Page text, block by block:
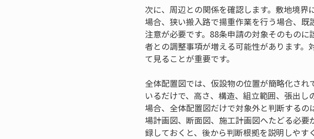
次に、周辺との関係を確認します。敷地境
場合、狭い搬入路で揚重作業を行う場合、
注意が必要です。88条申請の対象そのもの
者との調整事項が増える可能性があります
て見ることが重要です。
全体配置図では、仮設物の位置が簡略化さ
いるだけで、高さ、構造、組立範囲、張出
場合、全体配置図だけで対象外と判断する
場計画図、断面図、施工計画図へたどる必
録しておくと、後から判断根拠を説明しやす